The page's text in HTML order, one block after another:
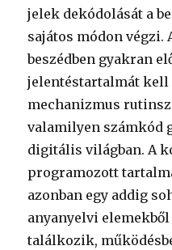
jelek dekódolását a
sajátos módon végzi.
beszédben gyakran
jelentéstartalmát kell
mechanizmus
valamilyen számkód
digitális világban. A
programozott
azonban egy addig
anyanyelvi
találkozik,